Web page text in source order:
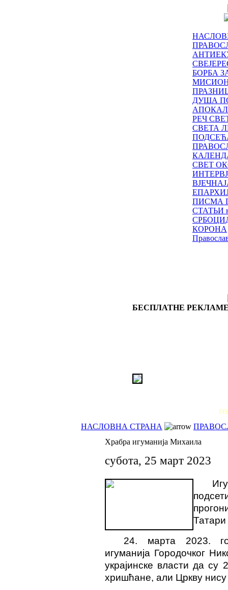
БОРБА
ДУША
РЕЧ
СВЕТА
СВЕТ
ПИСМА
СТАТЬИ
КОРОНА
БЕСПЛАТНЕ
НАСЛОВНА СТРАНА
Храбра игуманија Михаила
субота, 25 март 2023
Татари
24. марта 2023.
игуманија Городочког
украјинске власти да су
хришћане, али Цркву нису